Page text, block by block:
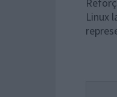
Linux